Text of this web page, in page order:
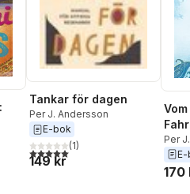
antal röster:
Tankar för dagen
Per J. Andersson
E-bok
5,0utav 5 stjärnor. Totalt antal
(1)
149 kr
Per
E-
170